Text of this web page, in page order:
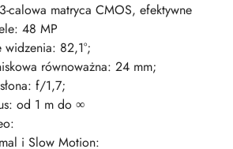
calowa matryca CMOS, efektywne
48 MP
widzenia: 82,1°;
równoważna: 24 mm;
f/1,7;
od 1 m do ∞
i Slow Motion: